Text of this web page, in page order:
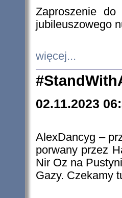
Zaproszenie do
jubileuszowego
więcej...
02.11.2023
AlexDancyg –
porwany przez
Nir Oz na
Gazy. Czekamy